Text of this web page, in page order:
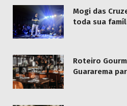
Mogi das
toda sua
Roteiro
Guararema